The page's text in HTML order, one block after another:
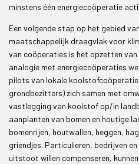
minstens één energiecoöperatie
Een volgende stap op het gebied
maatschappelijk draagvlak voor
van coöperaties is het opzetten
analogie met energiecoöperaties
pilots van lokale
grondbezitters) zich samen met
vastlegging van koolstof op/in
aanplanten van bomen en houtige
bomenrijen, houtwallen, heggen,
griendjes. Particulieren, bedrijven
uitstoot willen compenseren,